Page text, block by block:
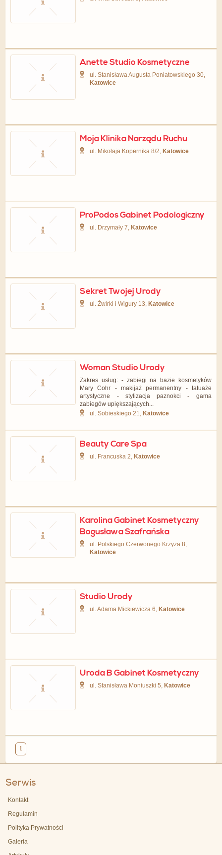
Anette Studio Kosmetyczne
ul. Stanisława Augusta Poniatowskiego 30,
Katowice
Moja Klinika Narządu Ruchu
ul. Mikołaja Kopernika 8/2, Katowice
ProPodos Gabinet Podologiczny
ul. Drzymały 7, Katowice
Sekret Twojej Urody
ul. Żwirki i Wigury 13, Katowice
Woman Studio Urody
Zakres usług: - zabiegi na bazie kosmetyków
Mary Cohr - makijaż permanentny - tatuaże
artystyczne - stylizacja paznokci - gama
zabiegów upiększających...
ul. Sobieskiego 21, Katowice
Beauty Care Spa
ul. Francuska 2, Katowice
Karolina Gabinet Kosmetyczny
Bogusława Szafrańska
ul. Polskiego Czerwonego Krzyża 8,
Katowice
Studio Urody
ul. Adama Mickiewicza 6, Katowice
Uroda B Gabinet Kosmetyczny
ul. Stanisława Moniuszki 5, Katowice
1
Serwis
Kontakt
Regulamin
Polityka Prywatności
Galeria